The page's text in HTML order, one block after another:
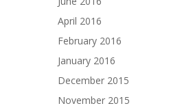
April 2016
February 2016
January 2016
December 2015
November 2015